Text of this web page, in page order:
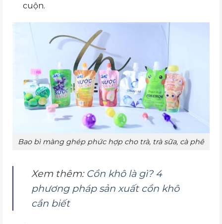
cuộn.
Bao bì màng ghép phức hợp cho trà, trà sữa, cà phê
Xem thêm: Cồn khô là gì? 4
phương pháp sản xuất cồn khô
cần biết